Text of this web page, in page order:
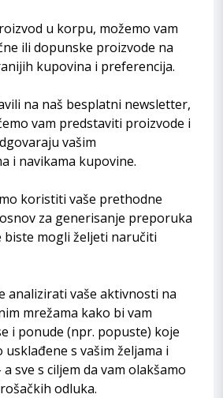
u korpu, možemo vam
ili dopunske proizvode na
kupovina i preferencija.
na naš besplatni newsletter,
vam predstaviti proizvode i
vašim
i navikama kupovine.
koristiti vaše prethodne
za generisanje preporuka
biste mogli željeti naručiti
analizirati vaše aktivnosti na
mrežama kako bi vam
i ponude (npr. popuste) koje
usklađene s vašim željama i
sve s ciljem da vam olakšamo
odluka.